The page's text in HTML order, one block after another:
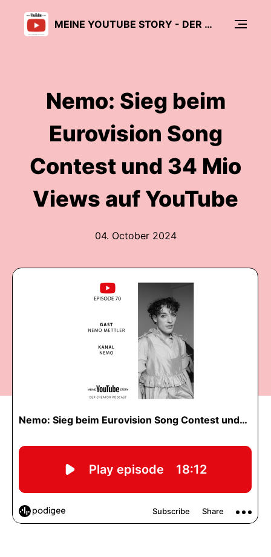
MEINE YOUTUBE STORY - DER CREATOR PODCAST
Nemo: Sieg beim
Eurovision Song
Contest und 34 Mio
Views auf YouTube
04. October 2024